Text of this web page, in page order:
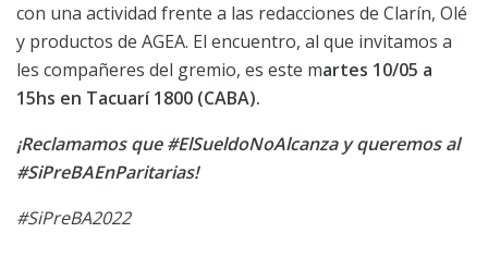
con una actividad frente a las redacciones de Clarín, Olé
y productos de AGEA. El encuentro, al que invitamos a
les compañeres del gremio, es este martes 10/05 a
15hs en Tacuarí 1800 (CABA).
¡Reclamamos que #ElSueldoNoAlcanza y queremos al
#SiPreBAEnParitarias!
#SiPreBA2022